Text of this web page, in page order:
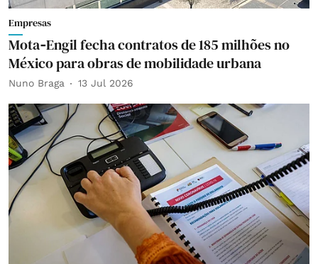
Empresas
Mota‑Engil fecha contratos de 185 milhões no
México para obras de mobilidade urbana
Nuno Braga 13 Jul 2026